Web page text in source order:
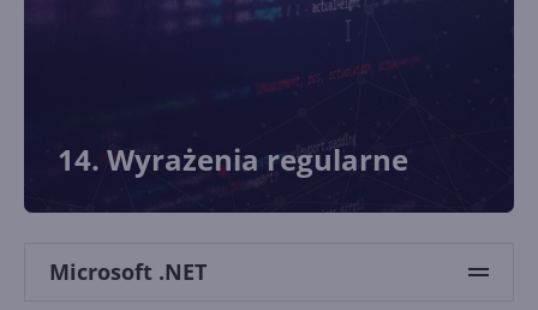
14. Wyrażenia regularne
Microsoft .NET